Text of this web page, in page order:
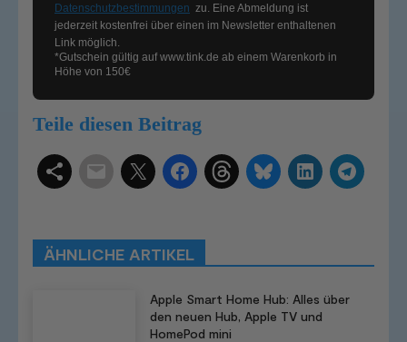
Datenschutzbestimmungen zu. Eine Abmeldung ist
jederzeit kostenfrei über einen im Newsletter enthaltenen
Link möglich.
*Gutschein gültig aufwww.tink.de ab einem Warenkorb in
Höhe von 150€
Teile diesen Beitrag
ÄHNLICHE ARTIKEL
Apple Smart Home Hub: Alles über
den neuen Hub, Apple TV und
HomePod mini